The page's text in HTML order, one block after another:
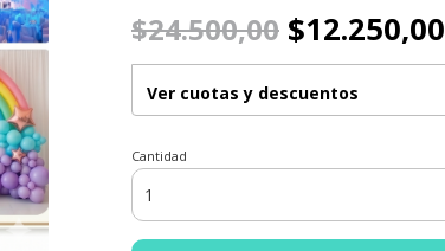
$24.500,00 $12.250,00
Ver cuotas y descuentos
Cantidad